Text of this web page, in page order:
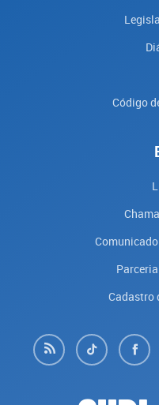
Código
Cadastro